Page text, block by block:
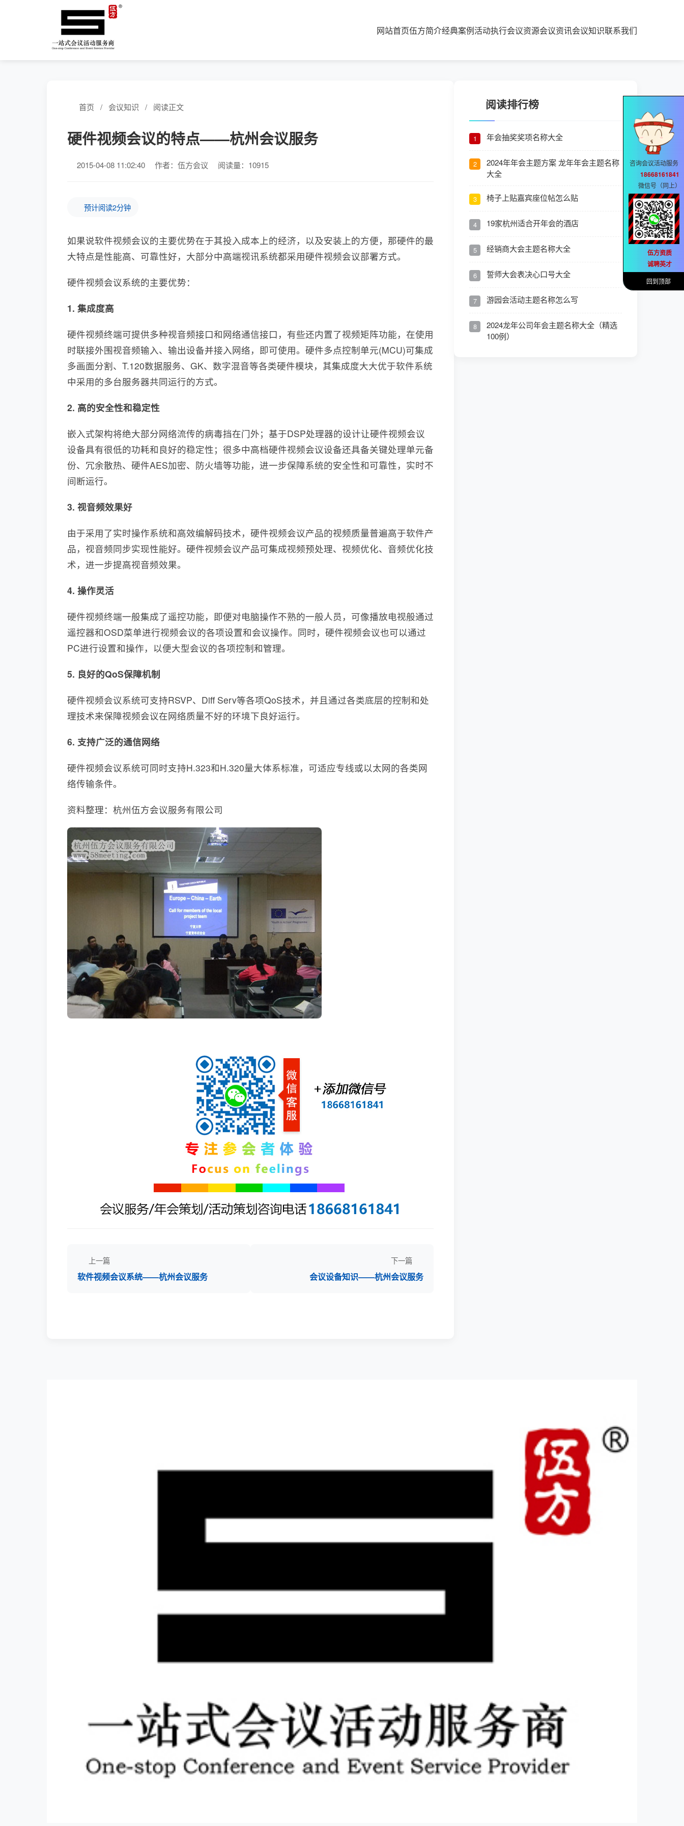
网站首页伍方简介经典案例活动执行会议资源会议资讯会议知识联系我们
首页 / 会议知识 / 阅读正文
硬件视频会议的特点——杭州会议服务
2015-04-08 11:02:40 作者：伍方会议 阅读量：10915
预计阅读2分钟
如果说软件视频会议的主要优势在于其投入成本上的经济，以及安装上的方便，那硬件的最
大特点是性能高、可靠性好，大部分中高端视讯系统都采用硬件视频会议部署方式。
硬件视频会议系统的主要优势：
1. 集成度高
硬件视频终端可提供多种视音频接口和网络通信接口，有些还内置了视频矩阵功能，在使用
时联接外围视音频输入、输出设备并接入网络，即可使用。硬件多点控制单元(MCU)可集成
多画面分割、T.120数据服务、GK、数字混音等各类硬件模块，其集成度大大优于软件系统
中采用的多台服务器共同运行的方式。
2. 高的安全性和稳定性
嵌入式架构将绝大部分网络流传的病毒挡在门外；基于DSP处理器的设计让硬件视频会议
设备具有很低的功耗和良好的稳定性；很多中高档硬件视频会议设备还具备关键处理单元备
份、冗余散热、硬件AES加密、防火墙等功能，进一步保障系统的安全性和可靠性，实时不
间断运行。
3. 视音频效果好
由于采用了实时操作系统和高效编解码技术，硬件视频会议产品的视频质量普遍高于软件产
品，视音频同步实现性能好。硬件视频会议产品可集成视频预处理、视频优化、音频优化技
术，进一步提高视音频效果。
4. 操作灵活
硬件视频终端一般集成了遥控功能，即便对电脑操作不熟的一般人员，可像播放电视般通过
遥控器和OSD菜单进行视频会议的各项设置和会议操作。同时，硬件视频会议也可以通过
PC进行设置和操作，以便大型会议的各项控制和管理。
5. 良好的QoS保障机制
硬件视频会议系统可支持RSVP、Diff Serv等各项QoS技术，并且通过各类底层的控制和处
理技术来保障视频会议在网络质量不好的环境下良好运行。
6. 支持广泛的通信网络
硬件视频会议系统可同时支持H.323和H.320量大体系标准，可适应专线或以太网的各类网
络传输条件。
资料整理：杭州伍方会议服务有限公司
上一篇
软件视频会议系统——杭州会议服务
下一篇
会议设备知识——杭州会议服务
阅读排行榜
1 年会抽奖奖项名称大全
2
2024年年会主题方案 龙年年会主题名称
大全
3 椅子上贴嘉宾座位帖怎么贴
4 19家杭州适合开年会的酒店
5 经销商大会主题名称大全
6 誓师大会表决心口号大全
7 游园会活动主题名称怎么写
8
2024龙年公司年会主题名称大全（精选
100例）
咨询会议活动服务
18668161841
微信号（同上）
伍方资质
诚聘英才
回到顶部